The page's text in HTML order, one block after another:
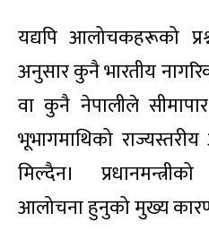
यद्यपि आलोचकहरूको
अनुसार कुनै भारतीय
वा कुनै नेपालीले
भूभागमाथिको
मिल्दैन।
आलोचना हुनुको मुख्य कारण